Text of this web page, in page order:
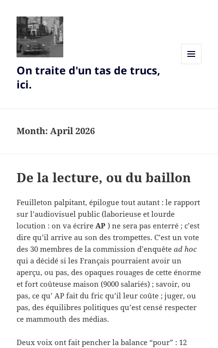
On traite d'un tas de trucs,
ici.
Month:April 2026
De la lecture, ou du baillon
Feuilleton palpitant, épilogue tout autant : le rapport
sur l’audiovisuel public (laborieuse et lourde
locution : on va écrireAP ) ne sera pas enterré ; c’est
dire qu’il arrive au son des trompettes. C’est un vote
des 30 membres de la commission d’enquêtead hoc
qui a décidé si les Français pourraient avoir un
aperçu, ou pas, des opaques rouages de cette énorme
et fort coûteuse maison (9000 salariés) ; savoir, ou
pas, ce qu’ AP fait du fric qu’il leur coûte ; juger, ou
pas, des équilibres politiques qu’est censé respecter
ce mammouth des médias.
Deux voix ont fait pencher la balance “pour” : 12